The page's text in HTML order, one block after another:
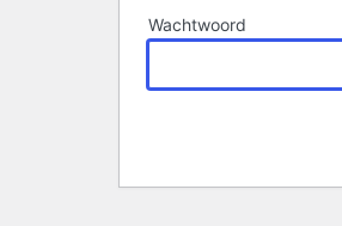
Wachtwoord